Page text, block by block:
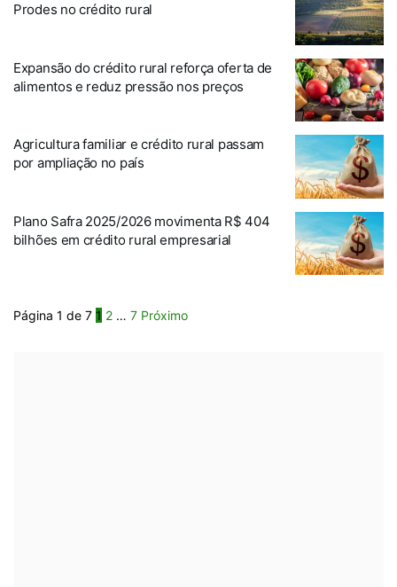
Prodes no crédito rural
Expansão do crédito rural reforça oferta de
alimentos e reduz pressão nos preços
Agricultura familiar e crédito rural passam
por ampliação no país
Plano Safra 2025/2026 movimenta R$ 404
bilhões em crédito rural empresarial
Página 1 de 7 1 2 … 7 Próximo